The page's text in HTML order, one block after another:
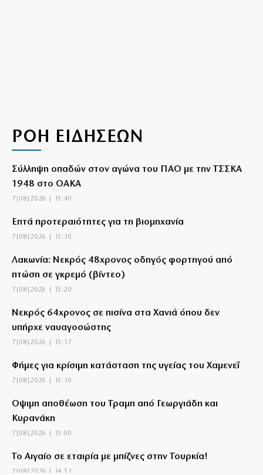
ΡΟΗ ΕΙΔΗΣΕΩΝ
Σύλληψη οπαδών στον αγώνα του ΠΑΟ με την ΤΣΣΚΑ
1948 στο ΟΑΚΑ
7|08|2026 | 15:40
Επτά προτεραιότητες για τη βιομηχανία
7|08|2026 | 15:30
Λακωνία: Νεκρός 48χρονος οδηγός φορτηγού από
πτώση σε γκρεμό (βίντεο)
7|08|2026 | 15:20
Νεκρός 64χρονος σε πισίνα στα Χανιά όπου δεν
υπήρχε ναυαγοσώστης
7|08|2026 | 15:17
Φήμες για κρίσιμη κατάσταση της υγείας του Χαμενεΐ
7|08|2026 | 15:10
Οψιμη αποθέωση του Τραμπ από Γεωργιάδη και
Κυρανάκη
7|08|2026 | 15:00
Το Αιγαίο σε εταιρία με μπίζνες στην Τουρκία!
7|08|2026 | 14:53